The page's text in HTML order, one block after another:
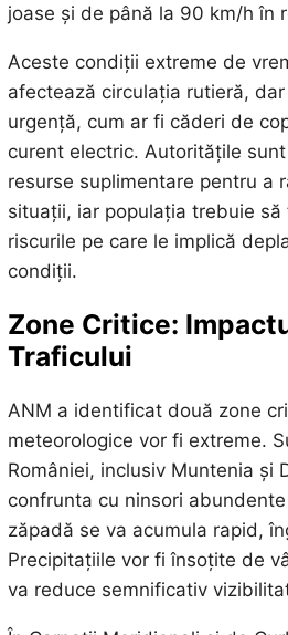
joase și de până la 90 km/h în
Aceste condiții extreme de
afectează circulația rutieră,
urgență, cum ar fi căderi de
curent electric. Autoritățile
resurse suplimentare pentru a
situații, iar populația trebuie
riscurile pe care le implică
condiții.
Zone Critice:
Traficului
ANM a identificat două zone
meteorologice vor fi extreme.
României, inclusiv Muntenia și
confrunta cu ninsori
zăpadă se va acumula rapid,
Precipitațiile vor fi însoțite de
va reduce semnificativ